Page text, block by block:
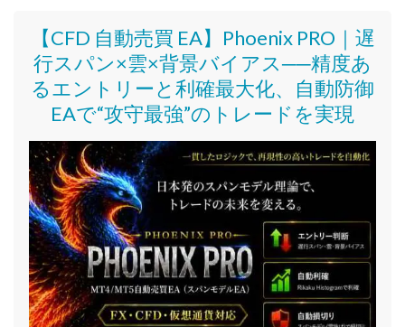
【CFD 自動売買 EA】Phoenix PRO｜遅
行スパン×雲×背景バイアス──精度あ
るエントリーと利確最大化、自動防御
EAで“攻守最強”のトレードを実現